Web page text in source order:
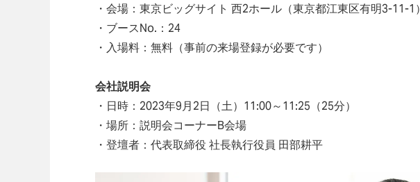
・会場：東京ビッグサイト 西2ホール（東京都江東区有明3-11-1）
・ブースNo.：24
・入場料：無料（事前の来場登録が必要です）
会社説明会
・日時：2023年9月2日（土）11:00～11:25（25分）
・場所：説明会コーナーB会場
・登壇者：代表取締役 社長執行役員 田部耕平